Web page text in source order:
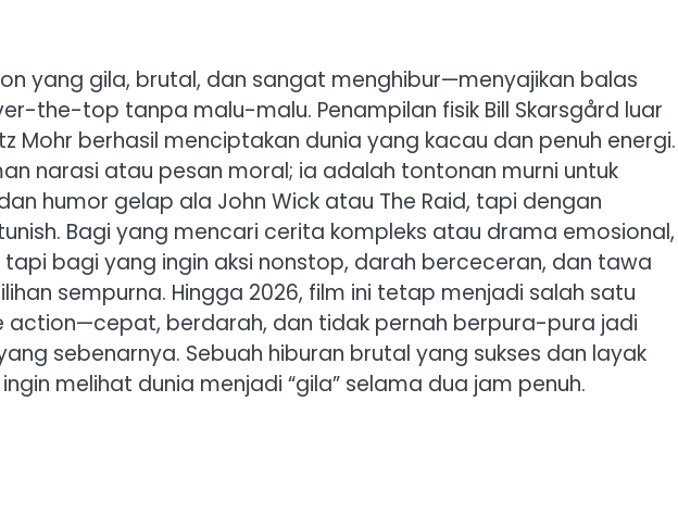
yang gila, brutal, dan sangat menghibur—menyajikan balas
the-top tanpa malu-malu. Penampilan fisik Bill Skarsgård luar
Mohr berhasil menciptakan dunia yang kacau dan penuh energi.
narasi atau pesan moral; ia adalah tontonan murni untuk
humor gelap ala John Wick atau The Raid, tapi dengan
Bagi yang mencari cerita kompleks atau drama emosional,
tapi bagi yang ingin aksi nonstop, darah berceceran, dan tawa
sempurna. Hingga 2026, film ini tetap menjadi salah satu
action—cepat, berdarah, dan tidak pernah berpura-pura jadi
sebenarnya. Sebuah hiburan brutal yang sukses dan layak
melihat dunia menjadi “gila” selama dua jam penuh.